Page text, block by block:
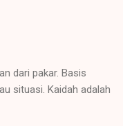
dari pakar. Basis
situasi. Kaidah adalah